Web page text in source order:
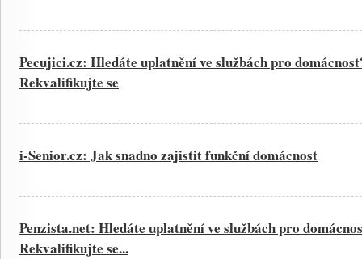
Pecujici.cz: Hledáte uplatnění ve službách pro
Rekvalifikujte se
i-Senior.cz: Jak snadno zajistit funkční domácnost
Penzista.net: Hledáte uplatnění ve službách pro
Rekvalifikujte se...